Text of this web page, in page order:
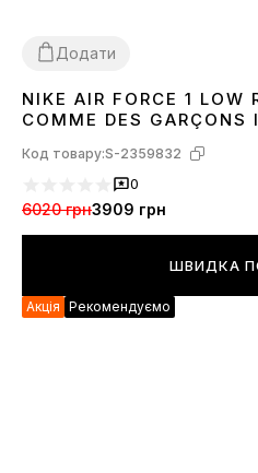
Додати
4041 4243 4445
NIKE AIR FORCE 1 LOW
COMME DES
Код товару:S-2359832
0
6020 грн3909 грн
ШВИДКА
Акція Рекомендуємо